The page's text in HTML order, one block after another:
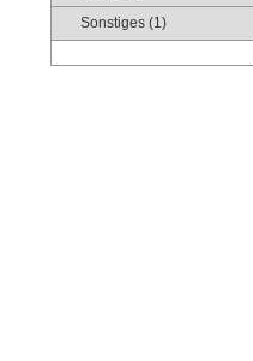
Sonstiges (1)